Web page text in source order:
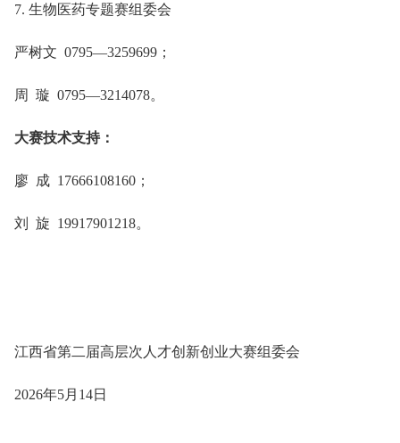
7. 生物医药专题赛组委会
严树文 0795—3259699；
周 璇 0795—3214078。
大赛技术支持：
廖 成 17666108160；
刘 旋 19917901218。
江西省第二届高层次人才创新创业大赛组委会
2026年5月14日